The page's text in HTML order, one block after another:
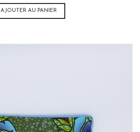
AJOUTER AU PANIER